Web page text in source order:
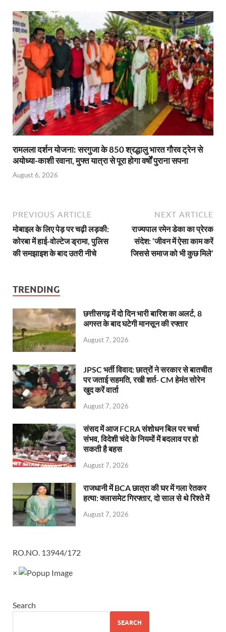
रामलला दर्शन योजना: सरगुजा के 850 श्रद्धालु भारत गौरव ट्रेन से
अयोध्या-काशी रवाना, मुफ्त यात्रा से पूरा होगा वर्षों पुराना सपना
August 6, 2026
PREVIOUS ARTICLE
मोबाइल के लिए पेड़ पर चढ़ी लड़की:
कोरबा में हाई-वोल्टेज ड्रामा, पुलिस
की समझाइश के बाद उतरी नीचे
NEXT ARTICLE
राज्यपाल रमेन डेका का प्रेरक
संदेश: ‘जीवन में ऐसा काम करें
जिससे समाज को भी कुछ मिले’
TRENDING
छत्तीसगढ़ में दो दिन भारी बारिश का अलर्ट, 8
अगस्त के बाद घटेगी मानसून की रफ्तार
August 7, 2026
JPSC भर्ती विवाद: छात्रों ने सरकार से बातचीत
पर जताई सहमति, रखी शर्त- CM हेमंत सोरेन
खुद करें वार्ता
August 7, 2026
संसद में आज FCRA संशोधन बिल पर चर्चा
संभव, विदेशी चंदे के नियमों में बदलाव पर हो
सकती है बहस
August 7, 2026
राजधानी में BCA छात्रा की घर में गला रेतकर
हत्या: क्लासमेट गिरफ्तार, दो साल से थे रिश्ते में
August 7, 2026
RO.NO. 13944/172
×
Search
SEARCH